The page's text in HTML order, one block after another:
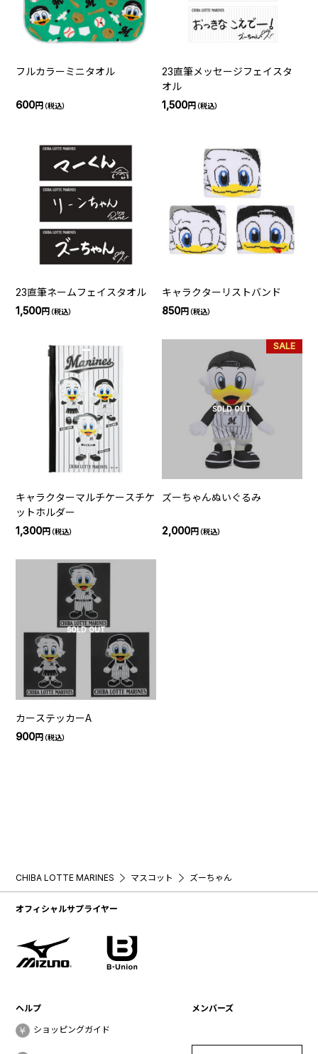
フルカラーミニタオル
600円（税込）
23直筆メッセージフェイスタ
オル
1,500円（税込）
23直筆ネームフェイスタオル
1,500円（税込）
キャラクターリストバンド
850円（税込）
キャラクターマルチケースチケ
ットホルダー
1,300円（税込）
SOLD OUT
SALE
ズーちゃんぬいぐるみ
2,000円（税込）
SOLD OUT
カーステッカーA
900円（税込）
CHIBA LOTTE MARINES マスコット ズーちゃん
オフィシャルサプライヤー
ヘルプ
ショッピングガイド
メンバーズ